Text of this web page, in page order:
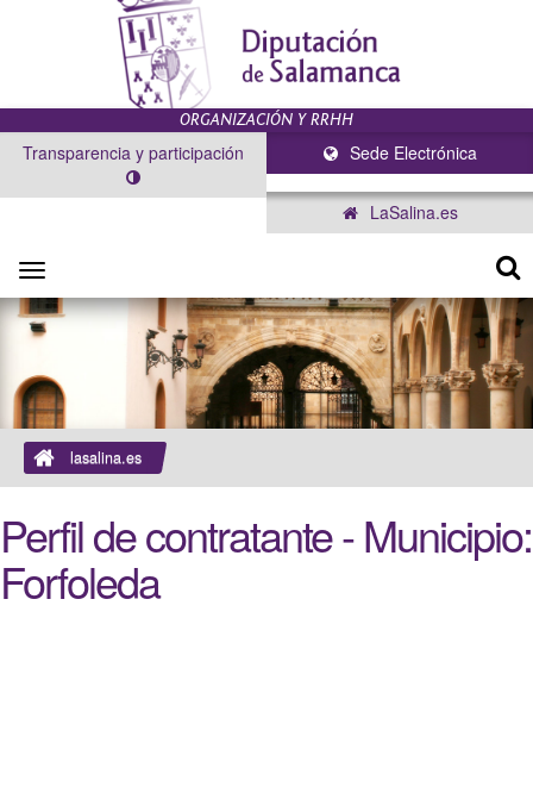
Sede Electrónica
Transparencia y participación
LaSalina.es
Toggle
navigation
lasalina.es
Perfil de contratante - Municipio:
Forfoleda